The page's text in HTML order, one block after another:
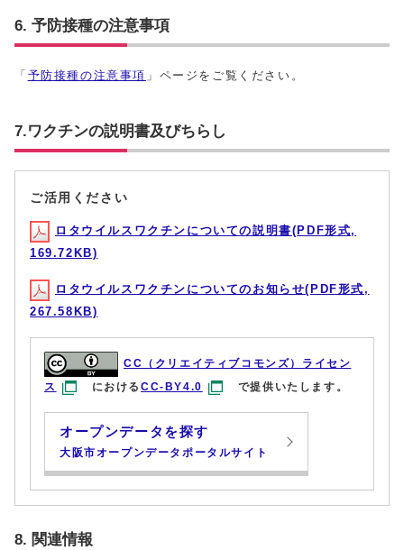
6. 予防接種の注意事項
「 予防接種の注意事項 」ページをご覧ください。
7.ワクチンの説明書及びちらし
ご活用ください
ロタウイルスワクチンについての説明書(PDF形式,
169.72KB)
ロタウイルスワクチンについてのお知らせ(PDF形式,
267.58KB)
CC（クリエイティブコモンズ）ライセン
ス
におけるCC-BY4.0 で提供いたします。
オープンデータを探す
大阪市オープンデータポータルサイト
8. 関連情報